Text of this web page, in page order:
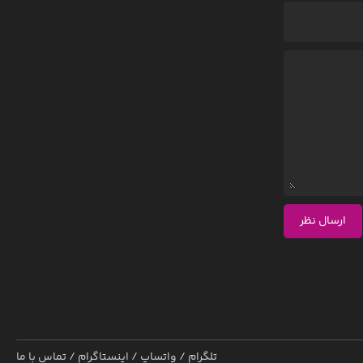
ارسال نظر
تلگرام / واتساپ / اینستاگرام /تماس با ما